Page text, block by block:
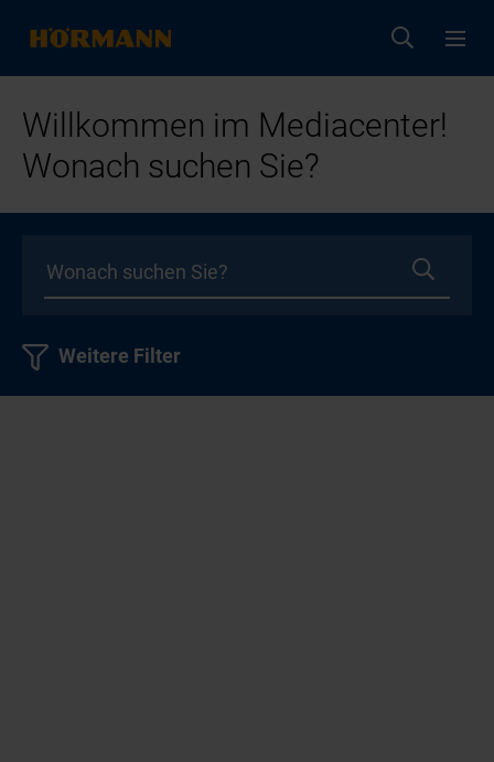
Willkommen im Mediacenter!
Wonach suchen Sie?
Weitere Filter